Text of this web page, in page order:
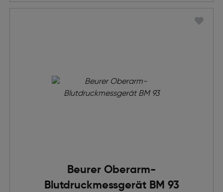
Beurer Oberarm-
Blutdruckmessgerät BM 93